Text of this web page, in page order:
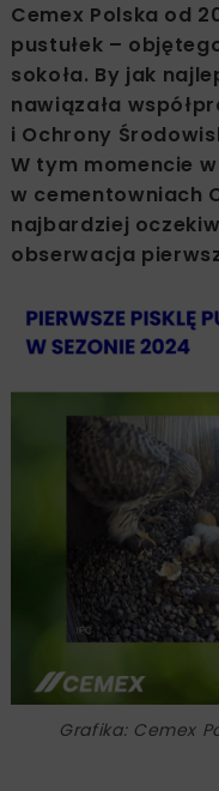
Cemex Polska od
pustułek –
sokoła. By jak
nawiązała
i Ochrony
W tym momencie
w cementowniach
najbardziej
obserwacja
Grafika: Cemex